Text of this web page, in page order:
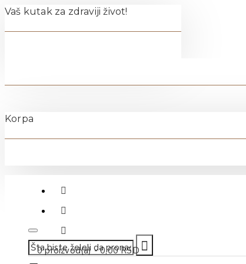
Vaš kutak za zdraviji život!
Korpa
011-40-70-500
0 proizvod(a) - 0,00 RSD